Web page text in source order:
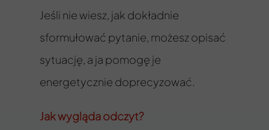
Jeśli nie wiesz, jak dokładnie
sformułować pytanie, możesz opisać
sytuację, a ja pomogę je
energetycznie doprecyzować.
Jak wygląda odczyt?